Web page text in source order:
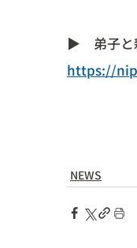
▶︎　弟子と
https://
NEWS